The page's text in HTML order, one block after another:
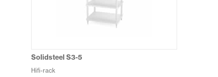
Solidsteel S3-5
Hifi-rack